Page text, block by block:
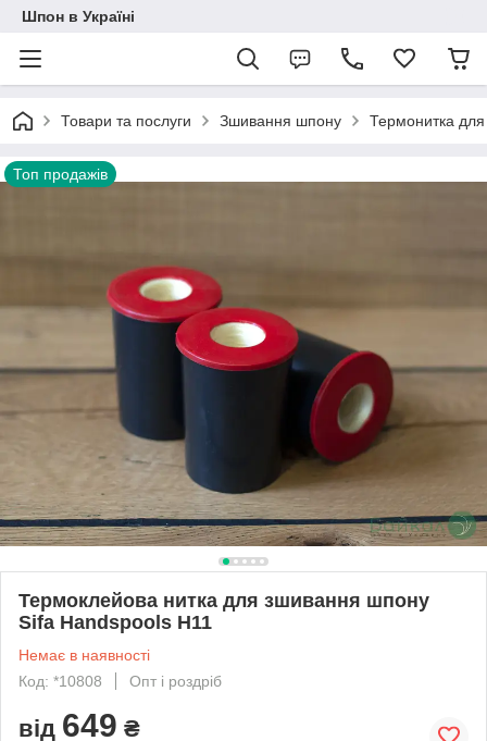
Шпон в Україні
Товари та послуги Зшивання шпону Термонитка
Топ продажів
Термоклейова нитка для зшивання шпону
Sifa Handspools H11
Немає в наявності
Код: *10808
Опт і роздріб
від 649 ₴